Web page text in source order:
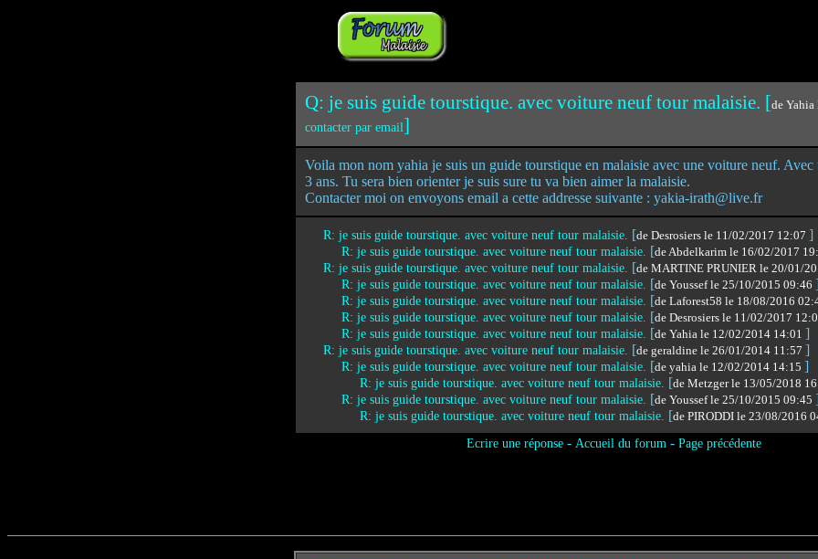
Q: je suis guide tourstique. avec voiture neuf tour malaisie. [de
contacter par email]
Voila mon nom yahia je suis un guide tourstique en malaisie avec une voiture neuf. Avec
3 ans. Tu sera bien orienter je suis sure tu va bien aimer la malaisie.
Contacter moi on envoyons email a cette addresse suivante : yakia-irath@live.fr
R: je suis guide tourstique. avec voiture neuf tour malaisie. [de Desrosiers le 11/02/2017 12:07 ]
R: je suis guide tourstique. avec voiture neuf tour malaisie. [de Abdelkarim le 16/02/2017
R: je suis guide tourstique. avec voiture neuf tour malaisie. [de MARTINE PRUNIER le 20/01/
R: je suis guide tourstique. avec voiture neuf tour malaisie. [de Youssef le 25/10/2015 09:46
R: je suis guide tourstique. avec voiture neuf tour malaisie. [de Laforest58 le 18/08/2016
R: je suis guide tourstique. avec voiture neuf tour malaisie. [de Desrosiers le 11/02/2017
R: je suis guide tourstique. avec voiture neuf tour malaisie. [de Yahia le 12/02/2014 14:01 ]
R: je suis guide tourstique. avec voiture neuf tour malaisie. [de geraldine le 26/01/2014 11:57 ]
R: je suis guide tourstique. avec voiture neuf tour malaisie. [de yahia le 12/02/2014 14:15 ]
R: je suis guide tourstique. avec voiture neuf tour malaisie. [de Metzger le 13/05/2018
R: je suis guide tourstique. avec voiture neuf tour malaisie. [de Youssef le 25/10/2015 09:45
R: je suis guide tourstique. avec voiture neuf tour malaisie. [de PIRODDI le 23/08/2016
Ecrire une réponse- Accueil du forum - Page précédente